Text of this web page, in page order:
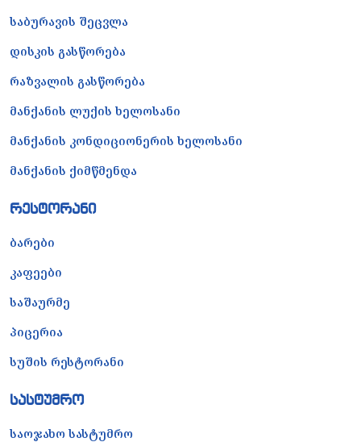
საბურავის შეცვლა
დისკის გასწორება
რაზვალის გასწორება
მანქანის ლუქის ხელოსანი
მანქანის კონდიციონერის ხელოსანი
მანქანის ქიმწმენდა
რესტორანი
ბარები
კაფეები
საშაურმე
პიცერია
სუშის რესტორანი
სასტუმრო
საოჯახო სასტუმრო